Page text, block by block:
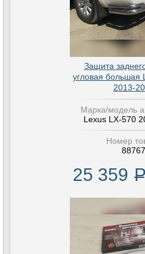
Защита
угловая большая
2013-
Марка/модель
Lexus LX-570
Номер
88767
25 359 Р